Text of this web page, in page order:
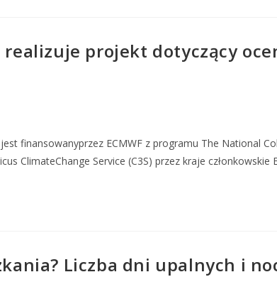
projekt dotyczący
finansowanyprzez ECMWF z programu The National
ClimateChange Service (C3S) przez kraje członkowskie
Liczba dni upalnych i